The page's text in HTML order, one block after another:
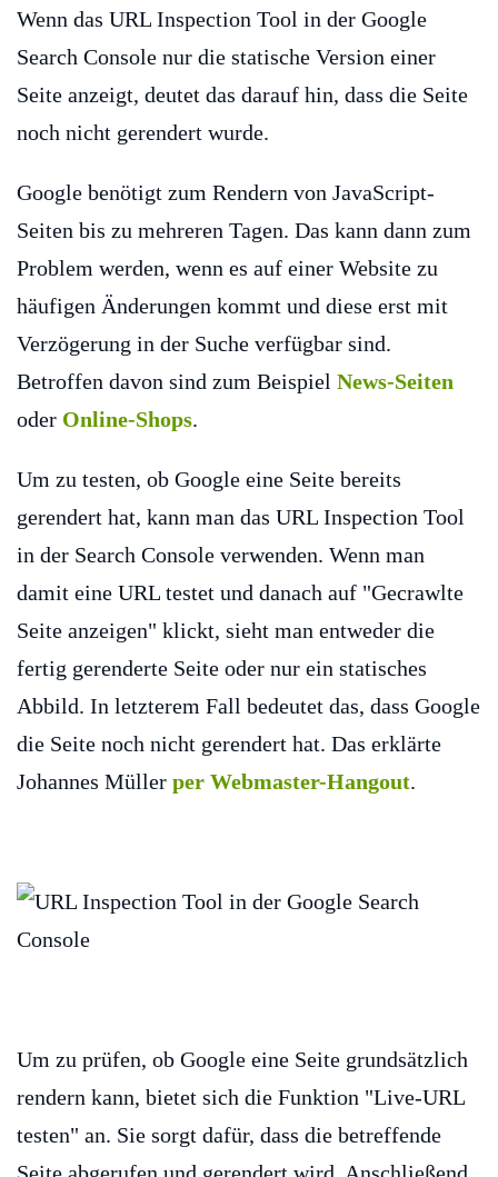
Wenn das URL Inspection Tool in der Google
Search Console nur die statische Version einer
Seite anzeigt, deutet das darauf hin, dass die Seite
noch nicht gerendert wurde.
Google benötigt zum Rendern von JavaScript-
Seiten bis zu mehreren Tagen. Das kann dann zum
Problem werden, wenn es auf einer Website zu
häufigen Änderungen kommt und diese erst mit
Verzögerung in der Suche verfügbar sind.
Betroffen davon sind zum Beispiel News-Seiten
oder Online-Shops.
Um zu testen, ob Google eine Seite bereits
gerendert hat, kann man das URL Inspection Tool
in der Search Console verwenden. Wenn man
damit eine URL testet und danach auf "Gecrawlte
Seite anzeigen" klickt, sieht man entweder die
fertig gerenderte Seite oder nur ein statisches
Abbild. In letzterem Fall bedeutet das, dass Google
die Seite noch nicht gerendert hat. Das erklärte
Johannes Müller per Webmaster-Hangout.
Um zu prüfen, ob Google eine Seite grundsätzlich
rendern kann, bietet sich die Funktion "Live-URL
testen" an. Sie sorgt dafür, dass die betreffende